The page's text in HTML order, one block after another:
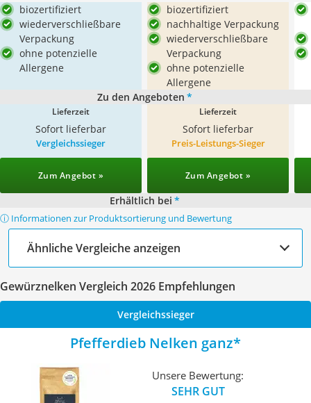
biozertifiziert
wiederverschließbare
Verpackung
ohne potenzielle
Allergene
biozertifiziert
nachhaltige Verpackung
wiederverschließbare
Verpackung
ohne potenzielle
Allergene
Zu den Angeboten *
Lieferzeit
Sofort lieferbar
Lieferzeit
Sofort lieferbar
Vergleichssieger
Zum Angebot »
Preis-Leistungs-Sieger
Zum Angebot »
Erhältlich bei *
ⓘ Informationen zur Produktsortierung und Bewertung
Ähnliche Vergleiche anzeigen
Gewürznelken Vergleich 2026 Empfehlungen
Vergleichssieger
Pfefferdieb Nelken ganz
Unsere Bewertung:
SEHR GUT